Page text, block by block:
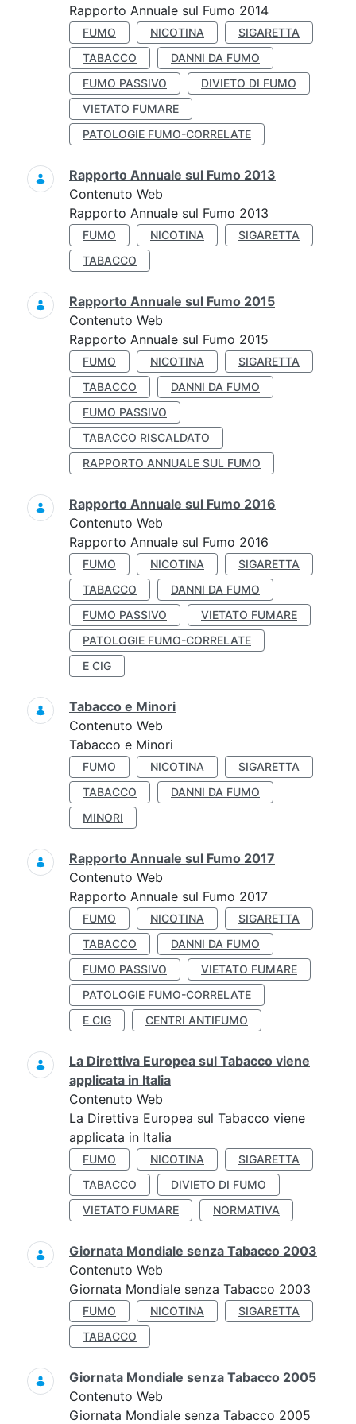
Rapporto Annuale sul Fumo 2014
FUMO NICOTINA
SIGARETTA
TABACCO
DANNI DA FUMO
FUMO PASSIVO
DIVIETO DI FUMO
VIETATO FUMARE
PATOLOGIE FUMO-CORRELATE
Rapporto Annuale sul Fumo 2013
Contenuto Web
Rapporto Annuale sul Fumo 2013
FUMO NICOTINA
SIGARETTA
TABACCO
Rapporto Annuale sul Fumo 2015
Contenuto Web
Rapporto Annuale sul Fumo 2015
FUMO NICOTINA
SIGARETTA
TABACCO
DANNI DA FUMO
FUMO PASSIVO
TABACCO RISCALDATO
RAPPORTO ANNUALE SUL FUMO
Rapporto Annuale sul Fumo 2016
Contenuto Web
Rapporto Annuale sul Fumo 2016
FUMO NICOTINA
SIGARETTA
TABACCO
DANNI DA FUMO
FUMO PASSIVO
VIETATO FUMARE
PATOLOGIE FUMO-CORRELATE
E CIG
Tabacco e Minori
Contenuto Web
Tabacco e Minori
FUMO NICOTINA
SIGARETTA
TABACCO
DANNI DA FUMO
MINORI
Rapporto Annuale sul Fumo 2017
Contenuto Web
Rapporto Annuale sul Fumo 2017
FUMO NICOTINA
SIGARETTA
TABACCO
DANNI DA FUMO
FUMO PASSIVO
VIETATO FUMARE
PATOLOGIE FUMO-CORRELATE
E CIG
CENTRI ANTIFUMO
La Direttiva Europea sul Tabacco viene
applicata in Italia
Contenuto Web
La Direttiva Europea sul Tabacco viene
applicata in Italia
FUMO NICOTINA
SIGARETTA
TABACCO
DIVIETO DI FUMO
VIETATO FUMARE
NORMATIVA
Giornata Mondiale senza Tabacco 2003
Contenuto Web
Giornata Mondiale senza Tabacco 2003
FUMO NICOTINA
SIGARETTA
TABACCO
Giornata Mondiale senza Tabacco 2005
Contenuto Web
Giornata Mondiale senza Tabacco 2005